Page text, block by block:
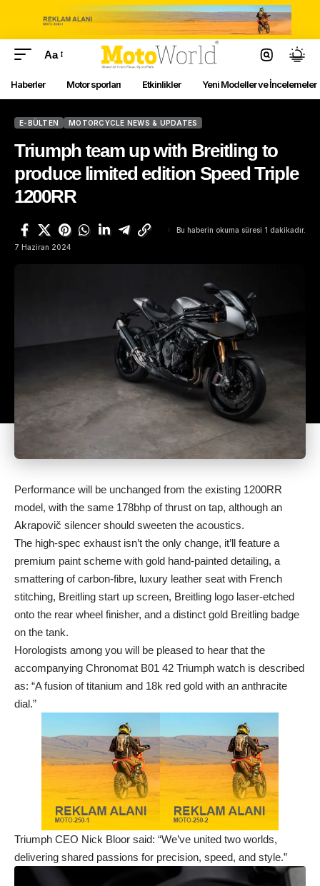
Aa
Haberler Motor sporları Etkinlikler Yeni Modeller ve İncelemeler
E-BÜLTEN MOTORCYCLE NEWS & UPDATES
Triumph team up with Breitling to
produce limited edition Speed Triple
1200RR
7 Haziran 2024
Bu haberin okuma süresi 1 dakikadır.
Performance will be unchanged from the existing 1200RR
model, with the same 178bhp of thrust on tap, although an
Akrapovič silencer should sweeten the acoustics.
The high-spec exhaust isn’t the only change, it’ll feature a
premium paint scheme with gold hand-painted detailing, a
smattering of carbon-fibre, luxury leather seat with French
stitching, Breitling start up screen, Breitling logo laser-etched
onto the rear wheel finisher, and a distinct gold Breitling badge
on the tank.
Horologists among you will be pleased to hear that the
accompanying Chronomat B01 42 Triumph watch is described
as: “A fusion of titanium and 18k red gold with an anthracite
dial.”
Triumph CEO Nick Bloor said: “We’ve united two worlds,
delivering shared passions for precision, speed, and style.”